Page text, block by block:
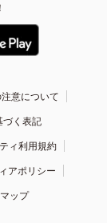
意について
づく表記
ィ利用規約
アポリシー
ップ